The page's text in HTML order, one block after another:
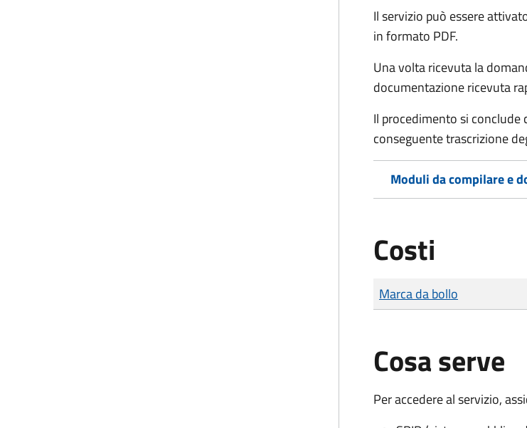
Il servizio può essere
in formato PDF.
Una volta ricevuta la
documentazione ricevuta
Il procedimento si
conseguente trascrizione
Moduli da compilare e
Costi
Tipo di pagamento
Importo
Marca da bollo
Cosa serve
Per accedere al servizio,